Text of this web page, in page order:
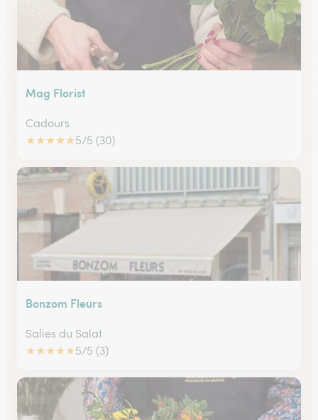
Mag Florist
Cadours
★★★★★5/5 (30)
Bonzom Fleurs
Salies du Salat
★★★★★5/5 (3)